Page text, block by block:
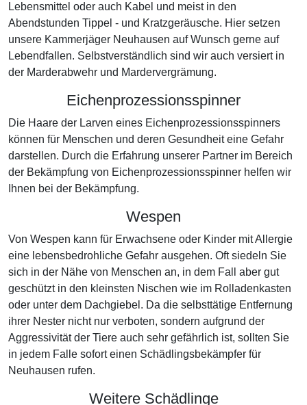
Lebensmittel oder auch Kabel und meist in den
Abendstunden Tippel - und Kratzgeräusche. Hier setzen
unsere Kammerjäger Neuhausen auf Wunsch gerne auf
Lebendfallen. Selbstverständlich sind wir auch versiert in
der Marderabwehr und Mardervergrämung.
Eichenprozessionsspinner
Die Haare der Larven eines Eichenprozessionsspinners
können für Menschen und deren Gesundheit eine Gefahr
darstellen. Durch die Erfahrung unserer Partner im Bereich
der Bekämpfung von Eichenprozessionsspinner helfen wir
Ihnen bei der Bekämpfung.
Wespen
Von Wespen kann für Erwachsene oder Kinder mit Allergie
eine lebensbedrohliche Gefahr ausgehen. Oft siedeln Sie
sich in der Nähe von Menschen an, in dem Fall aber gut
geschützt in den kleinsten Nischen wie im Rolladenkasten
oder unter dem Dachgiebel. Da die selbsttätige Entfernung
ihrer Nester nicht nur verboten, sondern aufgrund der
Aggressivität der Tiere auch sehr gefährlich ist, sollten Sie
in jedem Falle sofort einen Schädlingsbekämpfer für
Neuhausen rufen.
Weitere Schädlinge